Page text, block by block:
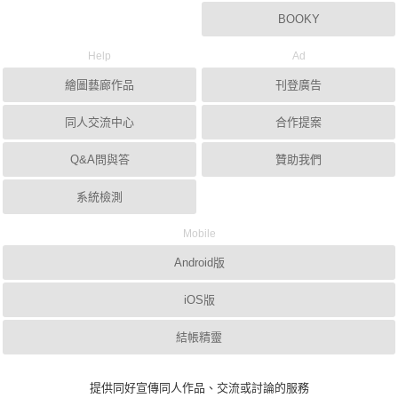
BOOKY
Help
繪圖藝廊作品
同人交流中心
Q&A問與答
系統檢測
Ad
刊登廣告
合作提案
贊助我們
Mobile
Android版
iOS版
結帳精靈
提供同好宣傳同人作品、交流或討論的服務